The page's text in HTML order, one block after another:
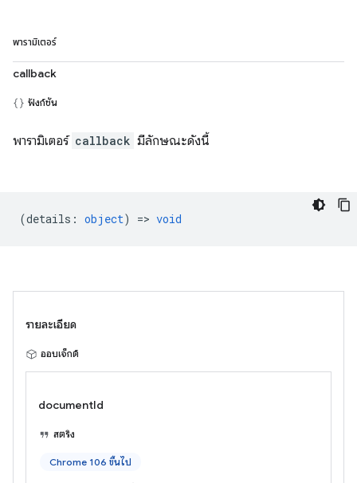
พารามิเตอร์
callback
ฟังก์ชัน
พารามิเตอร์ callback มีลักษณะดังนี้
(details : object) => void
รายละเอียด
ออบเจ็กต์
documentId
สตริง
Chrome 106 ขึ้นไป